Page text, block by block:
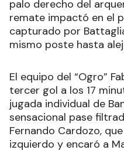
palo derecho del
remate impactó en el
capturado por
mismo poste hasta
El equipo del “Ogro”
tercer gol a los 17
jugada individual de
sensacional pase
Fernando Cardozo,
izquierdo y encaró a